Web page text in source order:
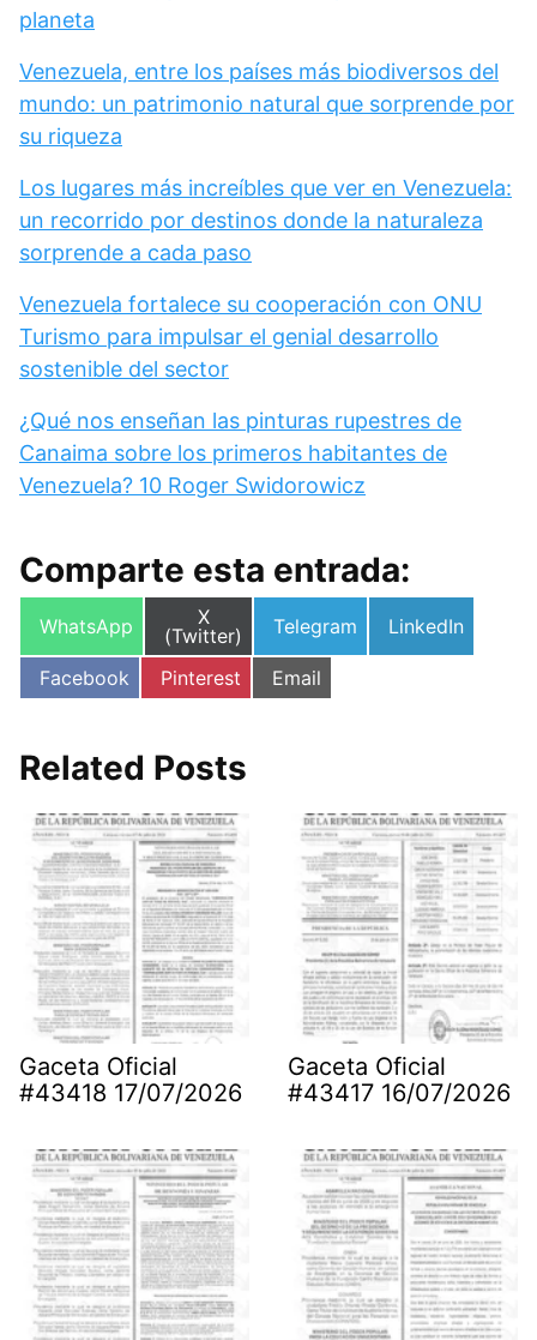
planeta
Venezuela, entre los países más biodiversos del
mundo: un patrimonio natural que sorprende por
su riqueza
Los lugares más increíbles que ver en Venezuela:
un recorrido por destinos donde la naturaleza
sorprende a cada paso
Venezuela fortalece su cooperación con ONU
Turismo para impulsar el genial desarrollo
sostenible del sector
¿Qué nos enseñan las pinturas rupestres de
Canaima sobre los primeros habitantes de
Venezuela? 10 Roger Swidorowicz
Comparte esta entrada:
Compartir
WhatsApp
Compartir
en
X
(Twitter)
Compartir
Telegram
Compartir
LinkedIn
Compartir
en
Facebook
Compartir
en
Pinterest
Compartir
en
Email
Related Posts
Gaceta Oficial
#43418 17/07/2026
Gaceta Oficial
#43417 16/07/2026